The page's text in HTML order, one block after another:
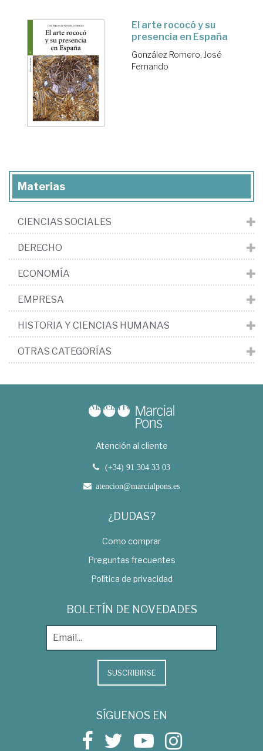
El arte rococó y su
presencia en España
González Romero, José
Fernando
Materias
CIENCIAS SOCIALES
DERECHO
ECONOMÍA
EMPRESA
HISTORIA Y CIENCIAS HUMANAS
OTRAS CATEGORÍAS
Atención al cliente
(+34) 91 304 33 03
atencion@marcialpons.es
¿DUDAS?
Como comprar
Preguntas frecuentes
Política de privacidad
BOLETÍN DE NOVEDADES
SUSCRIBIRSE
SÍGUENOS EN